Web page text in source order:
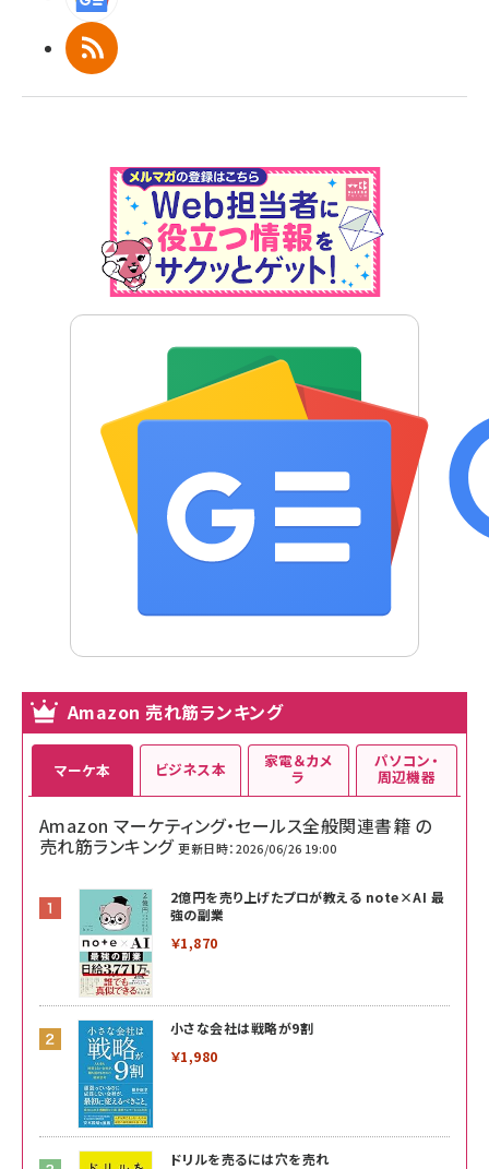
RSS
Amazon 売れ筋ランキング
マーケ本
Amazon マーケティング・セールス全般関連書籍 の
売れ筋ランキング 更新日時：2026/06/26 19:00
2億円を売り上げたプロが教える note×AI 最
強の副業
￥1,870
小さな会社は戦略が9割
￥1,980
ドリルを売るには穴を売れ
ビジネス本 家電＆カメ
ラ
パソコン・
周辺機器